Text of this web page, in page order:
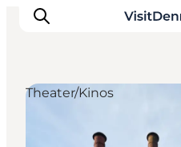
Inspiration
Theater/Kinos